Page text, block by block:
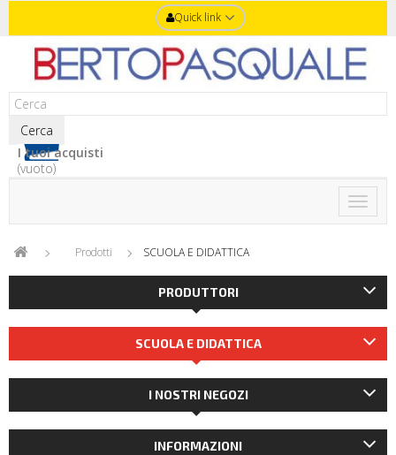
Quick link
Cerca
I tuoi acquisti
(vuoto)
Toggle
Prodotti SCUOLA E DIDATTICA
PRODUTTORI
SCUOLA E DIDATTICA
I NOSTRI NEGOZI
INFORMAZIONI